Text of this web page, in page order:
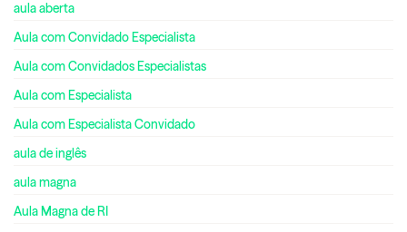
aula aberta
Aula com Convidado Especialista
Aula com Convidados Especialistas
Aula com Especialista
Aula com Especialista Convidado
aula de inglês
aula magna
Aula Magna de RI